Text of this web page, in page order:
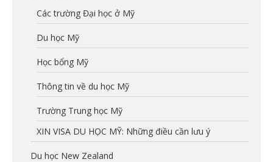
Các trường Đại học ở Mỹ
Du học Mỹ
Học bổng Mỹ
Thông tin về du học Mỹ
Trường Trung học Mỹ
XIN VISA DU HỌC MỸ: Những điều cần lưu ý
Du học New Zealand